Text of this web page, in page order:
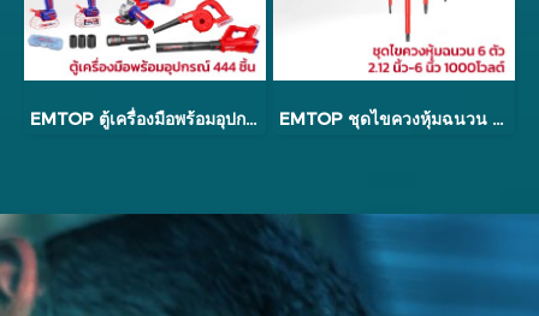
EMTOP ตู้เครื่องมือพร้อมอุปกรณ์ 444 ชิ้น รุ่น EMTOP2459 EMTOP ชุดไขควงหุ้มฉนวน 6 ตัว 2.12 นิ้ว - 6 นิ้ว 1000 โวลต์ รุ่น ESSTJS061